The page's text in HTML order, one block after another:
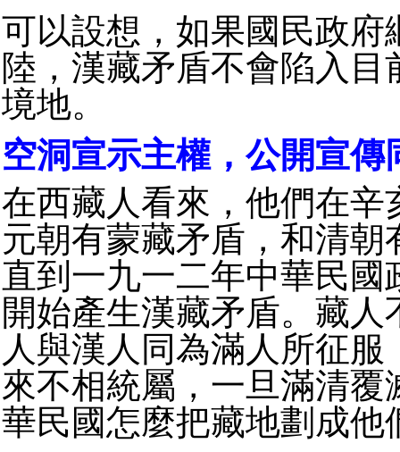
可以設想，如果國民政府
陸，漢藏矛盾不會陷入目
境地。
空洞宣示主權，公開宣傳
在西藏人看來，他們在辛
元朝有蒙藏矛盾，和清朝
直到一九一二年中華民國
開始產生漢藏矛盾。藏人
人與漢人同為滿人所征服
來不相統屬，一旦滿清覆
華民國怎麼把藏地劃成他